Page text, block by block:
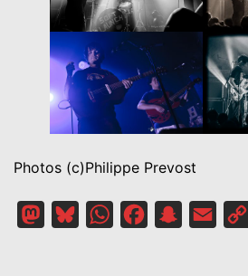
Photos (c)Philippe Prevost
MastodonBlueskyWhatsAppFacebookSnapchat
Email